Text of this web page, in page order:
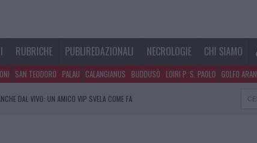
RUBRICHE PUBLIREDAZIONALI NECROLOGIE CHI SIAMO
SAN TEODORO PALAU CALANGIANUS BUDDUSÒ LOIRI P. S. PAOLO GOLFO
DAL VIVO: UN AMICO VIP SVELA COME FA